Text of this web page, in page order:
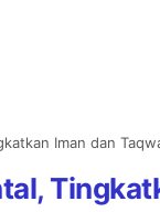
Iman dan